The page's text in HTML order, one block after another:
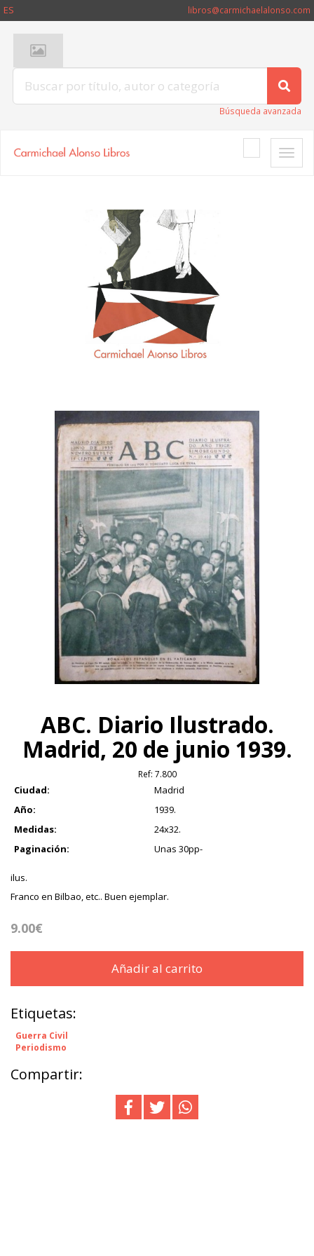
ES libros@carmichaelalonso.com
Búsqueda avanzada
Toggle
ABC. Diario Ilustrado.
Madrid, 20 de junio 1939.
Ref: 7.800
Ciudad:
Madrid
Año:
1939.
Medidas:
24x32.
Paginación:
Unas 30pp-
ilus.
Franco en Bilbao, etc.. Buen ejemplar.
9.00€
Añadir al carrito
Etiquetas:
Guerra Civil
Periodismo
Compartir: